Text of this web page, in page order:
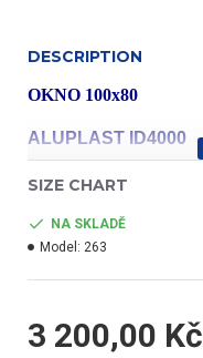
DESCRIPTION
OKNO 100x80
ALUPLAST ID4000
profil třídy "A"
- jednokřídlé
SIZE CHART
NA SKLADĚ
Model: 263
3 200,00 Kč